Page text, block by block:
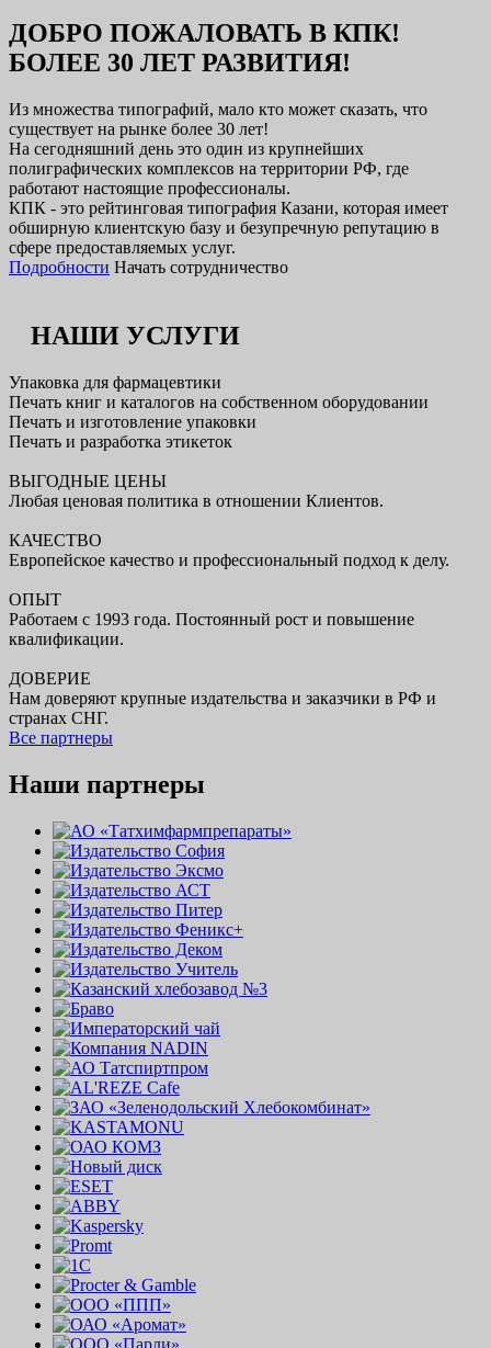
ДОБРО ПОЖАЛОВАТЬ В КПК!
БОЛЕЕ 30 ЛЕТ РАЗВИТИЯ!
Из множества типографий, мало кто может сказать, что
существует на рынке более 30 лет!
На сегодняшний день это один из крупнейших
полиграфических комплексов на территории РФ, где
работают настоящие профессионалы.
КПК - это рейтинговая типография Казани, которая имеет
обширную клиентскую базу и безупречную репутацию в
сфере предоставляемых услуг.
Подробности Начать сотрудничество
НАШИ УСЛУГИ
Упаковка для фармацевтики
Печать книг и каталогов на собственном оборудовании
Печать и изготовление упаковки
Печать и разработка этикеток
ВЫГОДНЫЕ ЦЕНЫ
Любая ценовая политика в отношении Клиентов.
КАЧЕСТВО
Европейское качество и профессиональный подход к делу.
ОПЫТ
Работаем с 1993 года. Постоянный рост и повышение
квалификации.
ДОВЕРИЕ
Нам доверяют крупные издательства и заказчики в РФ и
странах СНГ.
Все партнеры
Наши партнеры